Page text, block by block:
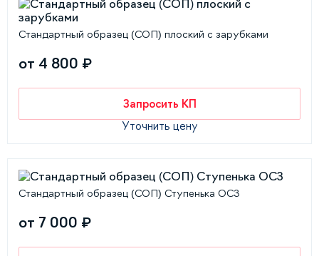
Стандартный образец (СОП) плоский с зарубками
от 4 800 ₽
Запросить КП
Уточнить цену
Стандартный образец (СОП) Ступенька ОС3
от 7 000 ₽